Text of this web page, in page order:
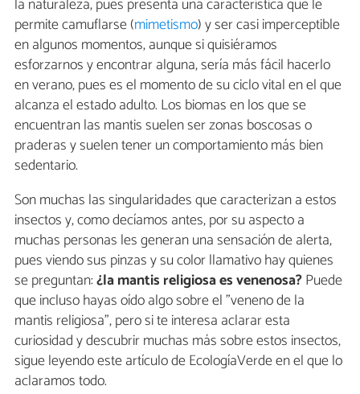
permite camuflarse (mimetismo) y ser casi imperceptible
en algunos momentos, aunque si quisiéramos
esforzarnos y encontrar alguna, sería más fácil hacerlo
en verano, pues es el momento de su ciclo vital en el que
alcanza el estado adulto. Los biomas en los que se
encuentran las mantis suelen ser zonas boscosas o
praderas y suelen tener un comportamiento más bien
sedentario.
Son muchas las singularidades que caracterizan a estos
insectos y, como decíamos antes, por su aspecto a
muchas personas les generan una sensación de alerta,
pues viendo sus pinzas y su color llamativo hay quienes
se preguntan:¿la mantis religiosa es venenosa?Puede
que incluso hayas oído algo sobre el "veneno de la
mantis religiosa", pero si te interesa aclarar esta
curiosidad y descubrir muchas más sobre estos insectos,
sigue leyendo este artículo de EcologíaVerde en el que lo
aclaramos todo.